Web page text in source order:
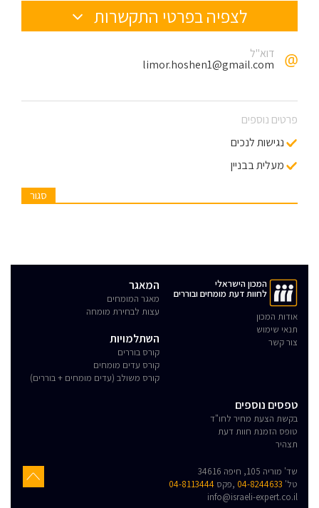
לצפיה בפרטי התקשרות
דוא"ל
limor.hoshen1@gmail.com
פרטים נוספים
נגישות לנכים
מעלית בבניין
סגור
המכון הישראלי
לחוות דעת מומחים ובוררים
אודות המכון
תנאי שימוש
צור קשר
המאגר
מאגר המומחים
עצות לבחירת מומחה
השתלמויות
קורס בוררים
קורס עדים מומחים
קורס משולב (עדים מומחים + בוררים)
טפסים נוספים
בקשת הצעת מחיר לחו"ד
טופס הזמנת חוות דעת
תצהיר
שד' מוריה 105, חיפה 34616
טל' 04-8244633 ,פקס 04-8113444
info@israeli-expert.co.il